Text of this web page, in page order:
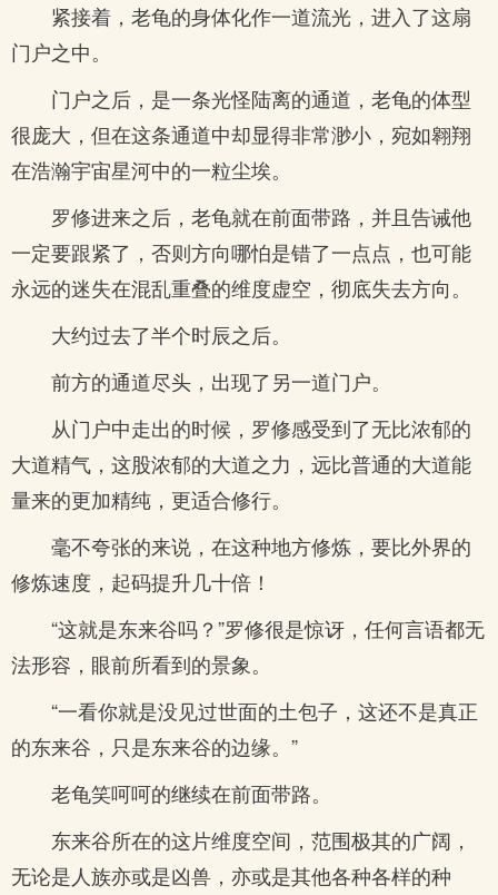
紧接着，老龟的身体化作一道流光，进入了这扇
门户之中。
门户之后，是一条光怪陆离的通道，老龟的体型
很庞大，但在这条通道中却显得非常渺小，宛如翱翔
在浩瀚宇宙星河中的一粒尘埃。
罗修进来之后，老龟就在前面带路，并且告诫他
一定要跟紧了，否则方向哪怕是错了一点点，也可能
永远的迷失在混乱重叠的维度虚空，彻底失去方向。
大约过去了半个时辰之后。
前方的通道尽头，出现了另一道门户。
从门户中走出的时候，罗修感受到了无比浓郁的
大道精气，这股浓郁的大道之力，远比普通的大道能
量来的更加精纯，更适合修行。
毫不夸张的来说，在这种地方修炼，要比外界的
修炼速度，起码提升几十倍！
“这就是东来谷吗？”罗修很是惊讶，任何言语都无
法形容，眼前所看到的景象。
“一看你就是没见过世面的土包子，这还不是真正
的东来谷，只是东来谷的边缘。”
老龟笑呵呵的继续在前面带路。
东来谷所在的这片维度空间，范围极其的广阔，
无论是人族亦或是凶兽，亦或是其他各种各样的种